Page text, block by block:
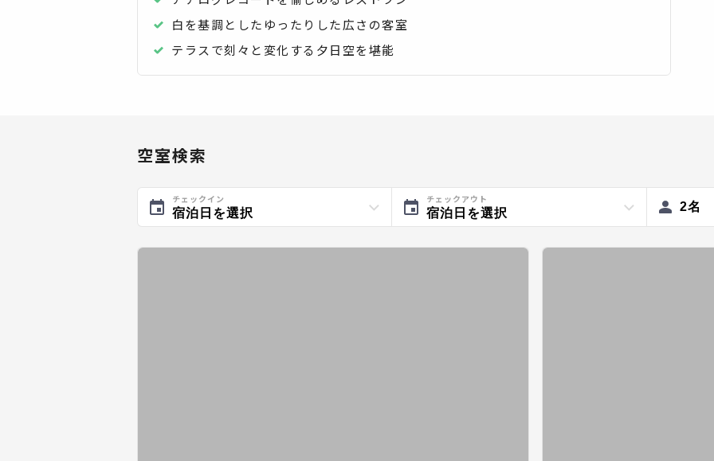
白を基調としたゆったりした広さの客室
テラスで刻々と変化する夕日空を堪能
空室検索
チェックイン
宿泊日を選択
チェックアウト
宿泊日を選択 2名